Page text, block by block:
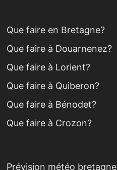
Que faire en Bretagne?
Que faire à Douarnenez?
Que faire à Lorient?
Que faire à Quiberon?
Que faire à Bénodet?
Que faire à Crozon?
Prévision météo bretagne